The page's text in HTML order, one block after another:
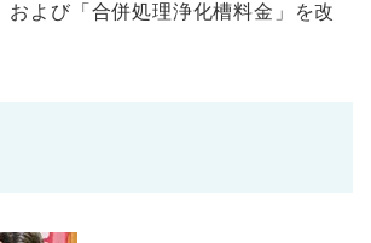
および「合併処理浄化槽料金」を改